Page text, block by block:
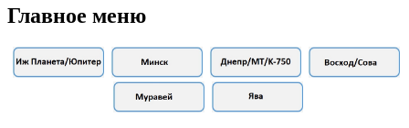
Главное меню